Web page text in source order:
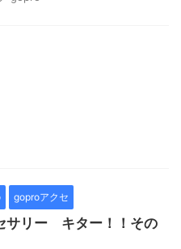
goproアクセ
サリー キター！！その